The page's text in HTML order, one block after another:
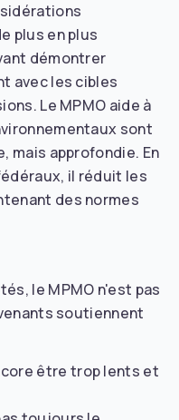
plus en plus
démontrer
avec les cibles
Le MPMO aide à
sont
mais approfondie. En
il réduit les
des normes
le MPMO n'est pas
soutiennent
être trop lents et